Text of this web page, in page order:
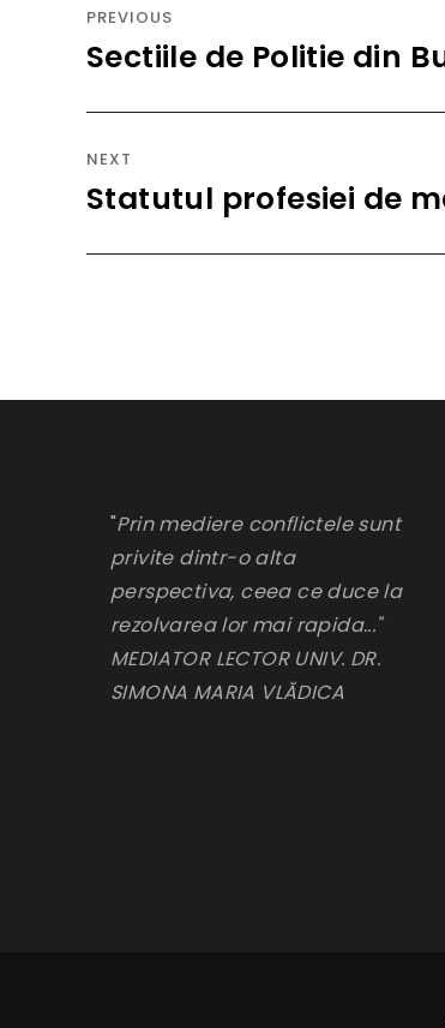
în
articole
PREVIOUS
Previous
Sectiile de Politie din
NEXT
Next
Statutul profesiei de
"Prin mediere conflictele sunt
privite dintr-o alta
perspectiva, ceea ce duce la
rezolvarea lor mai rapida..."
MEDIATOR LECTOR UNIV. DR.
SIMONA MARIA VLĂDICA